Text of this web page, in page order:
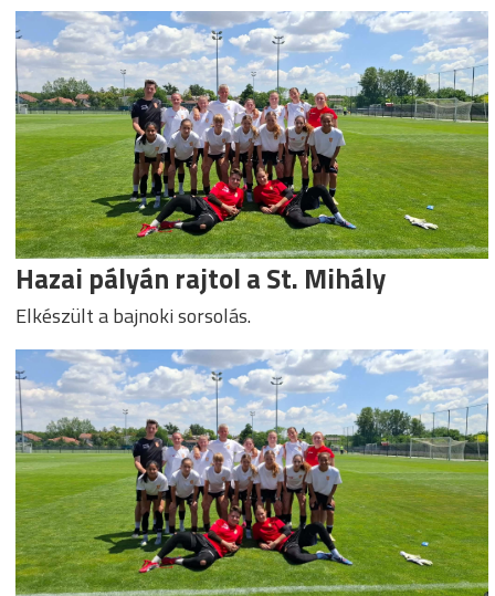
Hazai pályán rajtol a St. Mihály
Elkészült a bajnoki sorsolás.